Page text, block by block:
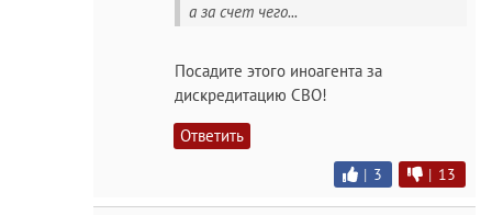
а за счет чего...
Посадите этого иноагента за
дискредитацию СВО!
Ответить
| 3 | 13